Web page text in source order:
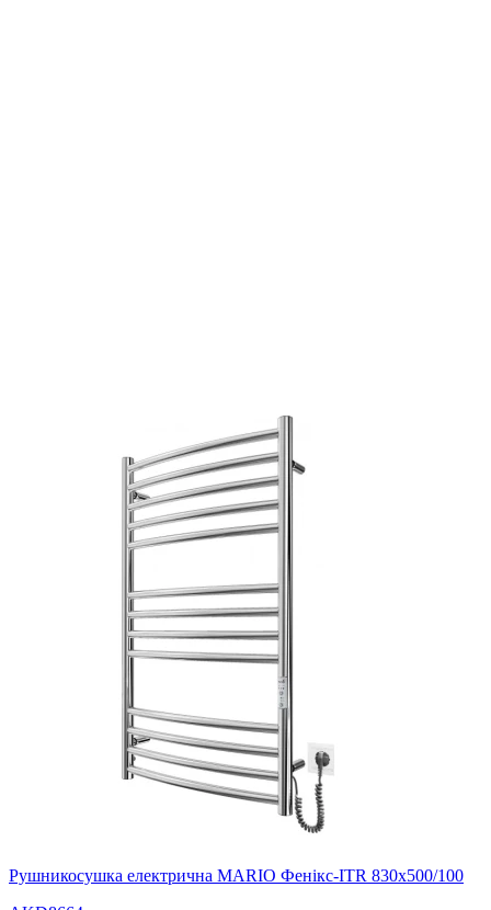
Рушникосушка електрична MARIO Фенікс-ITR 830х500/100